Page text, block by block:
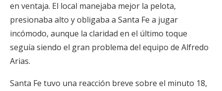
en ventaja. El local manejaba mejor la pelota,
presionaba alto y obligaba a Santa Fe a jugar
incómodo, aunque la claridad en el último toque
seguía siendo el gran problema del equipo de Alfredo
Arias.
Santa Fe tuvo una reacción breve sobre el minuto 18,